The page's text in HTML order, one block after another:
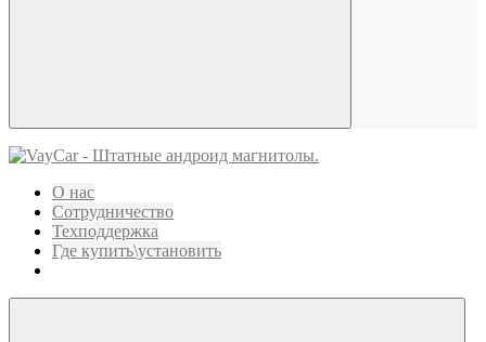
О нас
Сотрудничество
Техподдержка
Где купить\установить